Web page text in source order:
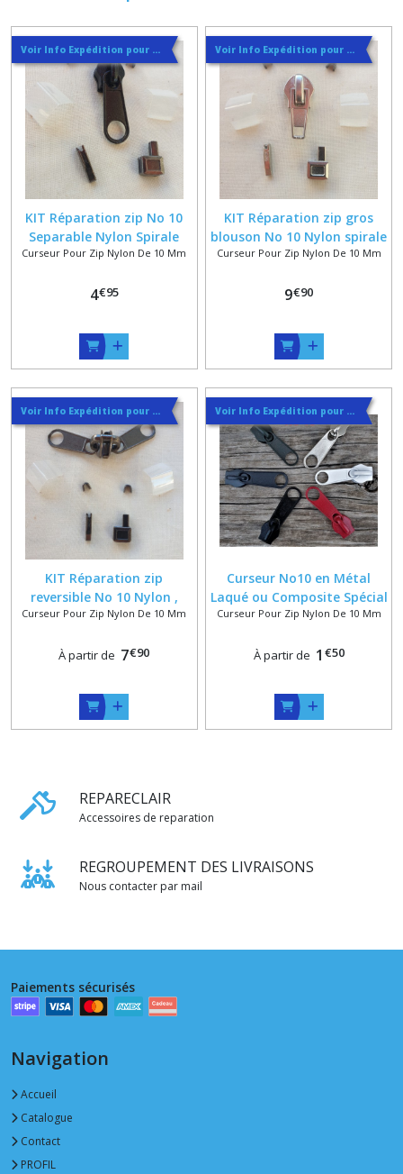
Voir Info Expédition pour Régler les Frais de Port au Meilleur Prix , En haut d'ecran à Droite
KIT Réparation zip No 10
Separable Nylon Spirale
Curseur Pour Zip Nylon De 10 Mm
4€95
Voir Info Expédition pour Régler les Frais de Port au Meilleur Prix , En haut d'ecran à Droite
KIT Réparation zip gros
blouson No 10 Nylon spirale
, Curseur + Boitier +
Renforts et Pointe à sertir
Curseur Pour Zip Nylon De 10 Mm
9€90
Voir Info Expédition pour Régler les Frais de Port au Meilleur Prix , En haut d'ecran à Droite
KIT Réparation zip
reversible No 10 Nylon ,
Curseur + Boitier +
Curseur Pour Zip Nylon De 10 Mm
À partir de 7€90
Voir Info Expédition pour Régler les Frais de Port au Meilleur Prix , En haut d'ecran à Droite
Curseur No10 en Métal
Laqué ou Composite Spécial
ZIP Spiralé Nylon rouge
Curseur Pour Zip Nylon De 10 Mm
À partir de 1 €50
REPARECLAIR
Accessoires de reparation
REGROUPEMENT DES LIVRAISONS
Nous contacter par mail
Paiements sécurisés
Navigation
Accueil
Catalogue
Contact
PROFIL